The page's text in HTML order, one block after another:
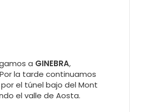
a GINEBRA,
la tarde continuamos
el túnel bajo del Mont
el valle de Aosta.